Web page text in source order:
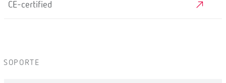
CE-certified
SOPORTE